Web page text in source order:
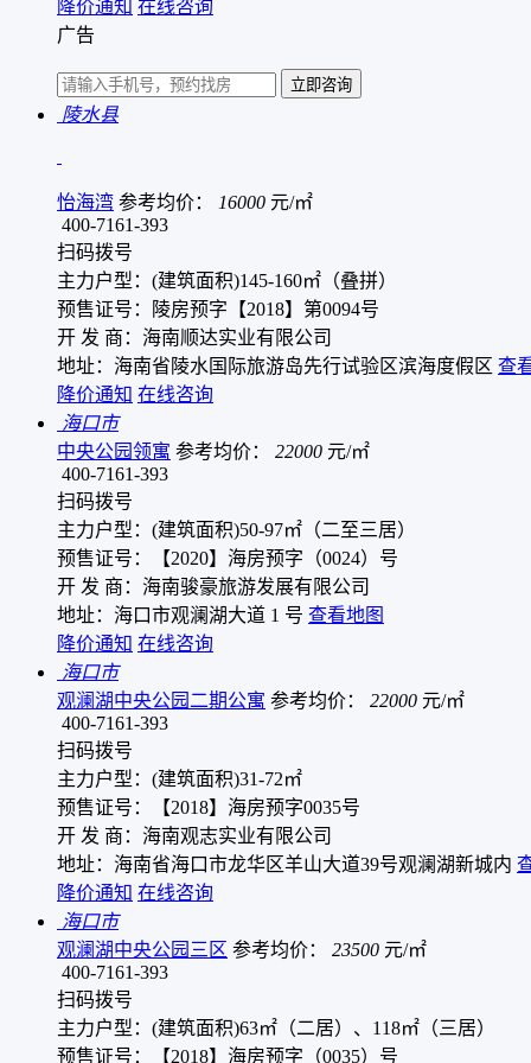
降价通知 在线咨询
广告
陵水县
怡海湾 参考均价： 16000 元/㎡
400-7161-393
扫码拨号
主力户型：(建筑面积)145-160㎡（叠拼）
预售证号：陵房预字【2018】第0094号
开 发 商：海南顺达实业有限公司
地址：海南省陵水国际旅游岛先行试验区滨海度假区 查
降价通知 在线咨询
海口市
中央公园领寓 参考均价： 22000 元/㎡
400-7161-393
扫码拨号
主力户型：(建筑面积)50-97㎡（二至三居）
预售证号：【2020】海房预字（0024）号
开 发 商：海南骏豪旅游发展有限公司
地址：海口市观澜湖大道 1 号 查看地图
降价通知 在线咨询
海口市
观澜湖中央公园二期公寓 参考均价： 22000 元/㎡
400-7161-393
扫码拨号
主力户型：(建筑面积)31-72㎡
预售证号：【2018】海房预字0035号
开 发 商：海南观志实业有限公司
地址：海南省海口市龙华区羊山大道39号观澜湖新城内
降价通知 在线咨询
海口市
观澜湖中央公园三区 参考均价： 23500 元/㎡
400-7161-393
扫码拨号
主力户型：(建筑面积)63㎡（二居）、118㎡（三居）
预售证号：【2018】海房预字（0035）号